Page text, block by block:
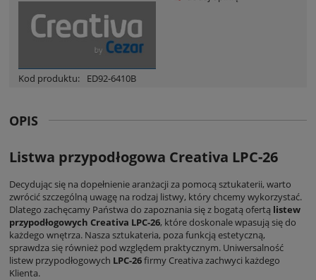
Kod produktu: ED92-6410B
OPIS
Listwa przypodłogowa Creativa LPC-26
Decydując się na dopełnienie aranżacji za pomocą sztukaterii, warto
zwrócić szczególną uwagę na rodzaj listwy, który chcemy wykorzystać.
Dlatego zachęcamy Państwa do zapoznania się z bogatą ofertą listew
przypodłogowych Creativa LPC-26, które doskonale wpasują się do
każdego wnętrza. Nasza sztukateria, poza funkcją estetyczną,
sprawdza się również pod względem praktycznym. Uniwersalność
listew przypodłogowych LPC-26firmy Creativa zachwyci każdego
Klienta.